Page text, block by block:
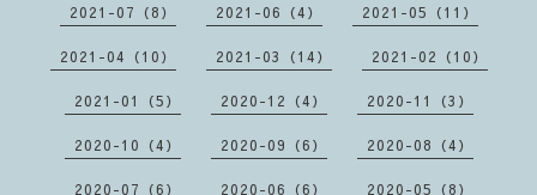
2021-07（8） 2021-06（4） 2021-05（11）
2021-04（10） 2021-03（14） 2021-02（10）
2021-01（5） 2020-12（4） 2020-11（3）
2020-10（4） 2020-09（6） 2020-08（4）
2020-07（6） 2020-06（6） 2020-05（8）